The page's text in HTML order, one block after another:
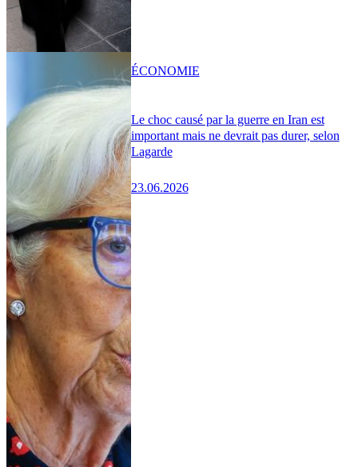
Le choc causé par la guerre en Iran est
important mais ne devrait pas durer, selon
Lagarde
23.06.2026
ÉCONOMIE